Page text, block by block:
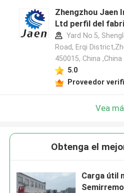
Zhengzhou Jaen
Ltd perfil del
Yard No.5,
Road, Erqi
450015, China ,China
5.0
Proveedor
Vea
Obtenga el
Carga útil